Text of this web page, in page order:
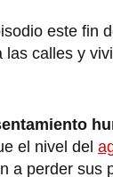
este fin
las calles y
el nivel del
a perder sus